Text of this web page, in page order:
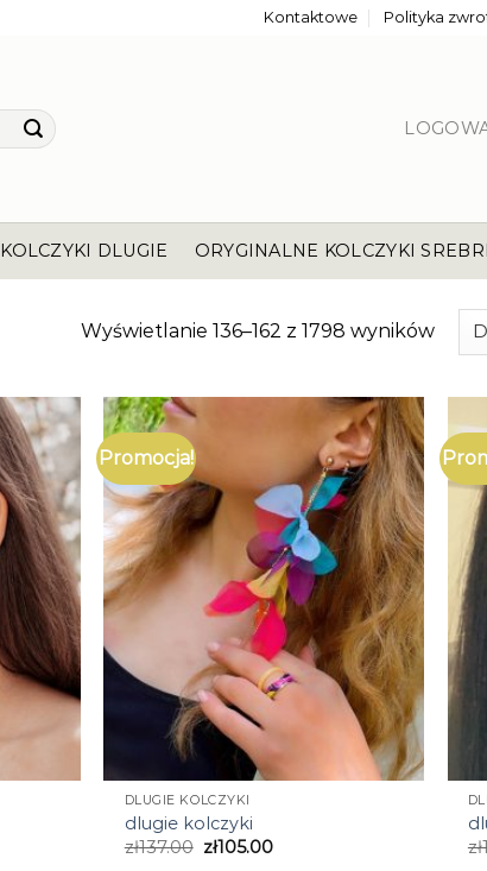
Kontaktowe Polityka
KOLCZYKI DLUGIE ORYGINALNE KOLCZYKI
Wyświetlanie 136–162 z 1798 wyników
Promocja!
DLUGIE KOLCZYKI
dlugie kolczyki
zł137.00 zł105.00
zł